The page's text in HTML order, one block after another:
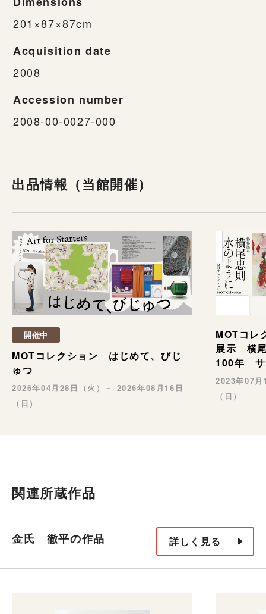
201×87×87cm
Acquisition date
2008
Accession number
2008-00-0027-000
出品情報（当館開催）
開催中
MOTコレクション はじめて、びじ
ゅつ
2026年04月28日（火）－ 2026年08月16日
（日）
MOTコレ
展示 横
100年 サ
2023年07
（日）
関連所蔵作品
金氏 徹平の作品 詳しく見る